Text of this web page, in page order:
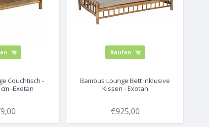
Couchtisch -
-Exotan
Kaufen
Bambus Lounge Bett inklusive
Kissen - Exotan
€925,00